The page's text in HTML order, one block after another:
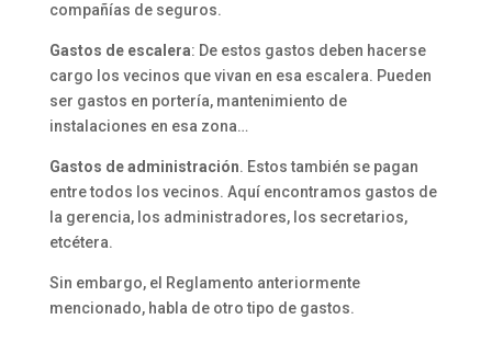
compañías de seguros.
Gastos de escalera: De estos gastos deben hacerse
cargo los vecinos que vivan en esa escalera. Pueden
ser gastos en portería, mantenimiento de
instalaciones en esa zona…
Gastos de administración. Estos también se pagan
entre todos los vecinos. Aquí encontramos gastos de
la gerencia, los administradores, los secretarios,
etcétera.
Sin embargo, el Reglamento anteriormente
mencionado, habla de otro tipo de gastos.